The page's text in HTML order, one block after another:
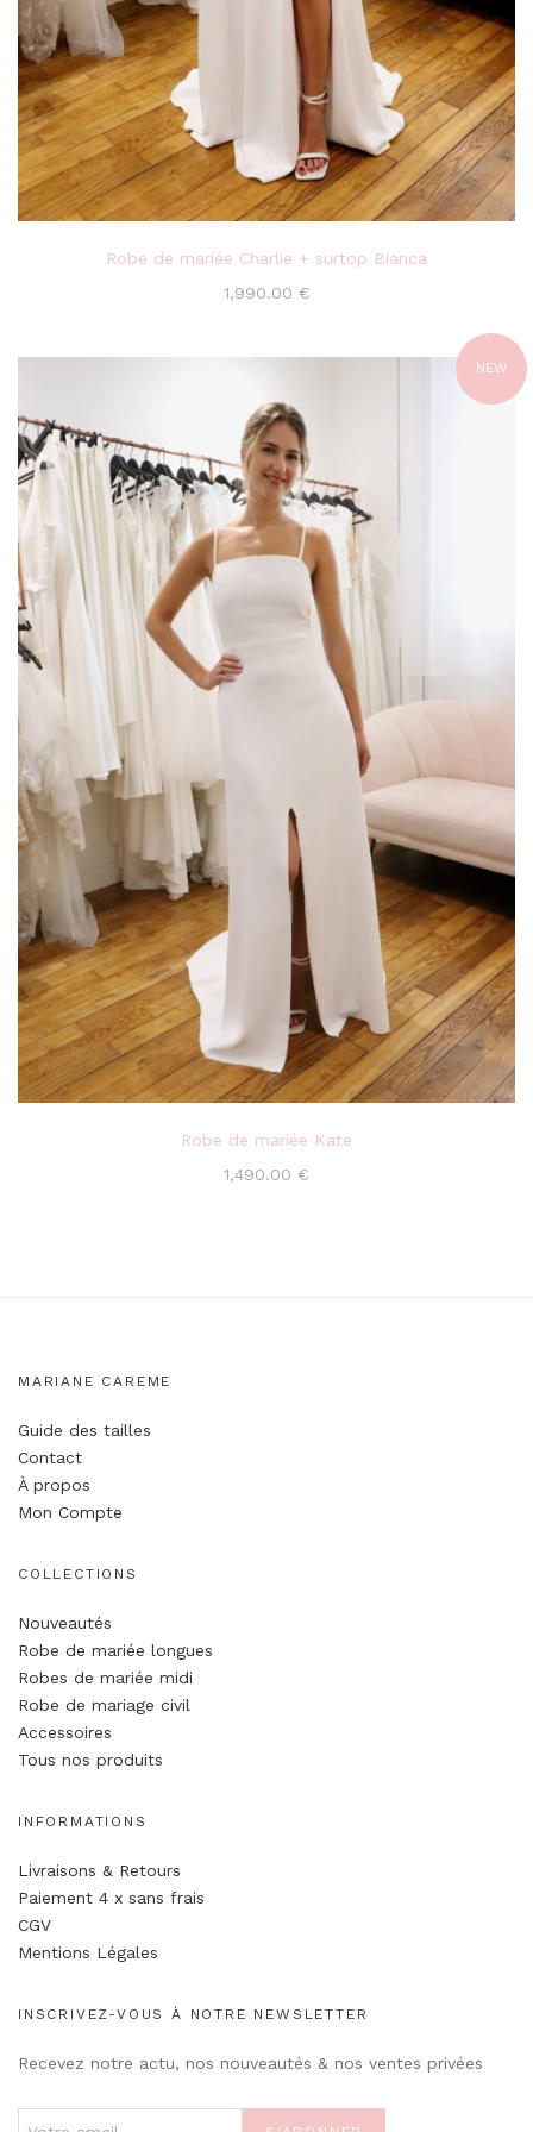
Robe de mariée Charlie + surtop Bianca
1,990.00 €
NEW
Robe de mariée Kate
1,490.00 €
MARIANE CAREME
Guide des tailles
Contact
À propos
Mon Compte
COLLECTIONS
Nouveautés
Robe de mariée longues
Robes de mariée midi
Robe de mariage civil
Accessoires
Tous nos produits
INFORMATIONS
Livraisons & Retours
Paiement 4 x sans frais
CGV
Mentions Légales
INSCRIVEZ-VOUS À NOTRE NEWSLETTER
Recevez notre actu, nos nouveautés & nos ventes privées